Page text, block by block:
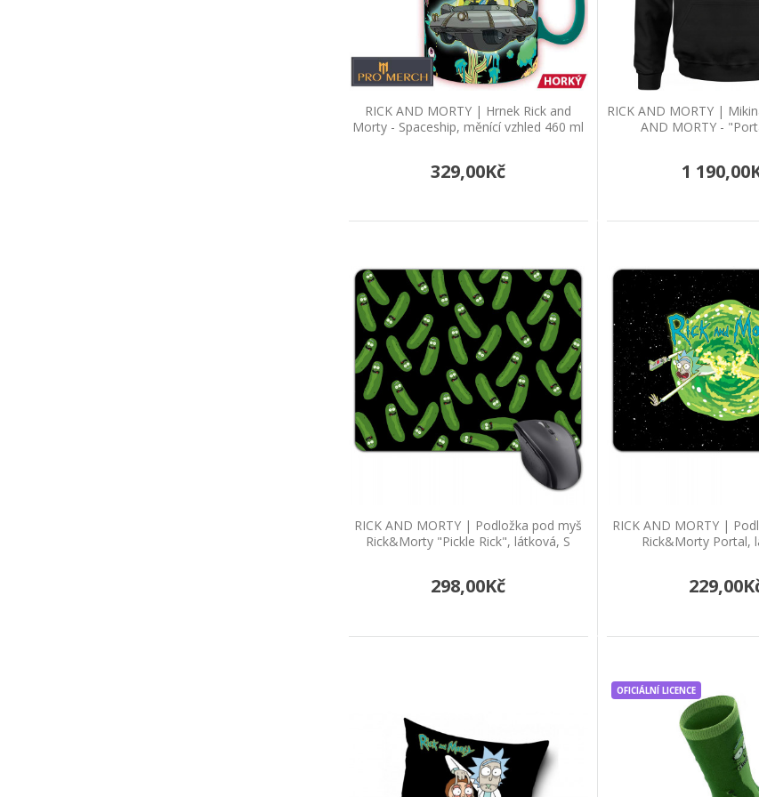
Do košíku
Mikina s kapucí RICK AND MORTY -
RICK AND MORTY | Podložka pod
Skvělá XXL podložka pod myš "RICK
687,00Kč 499,00Kč
Do košíku
RICK AND MORTY | Podložka
Skvělá podložka pod myš Rick&Morty
298,00Kč
Do košíku
RICK AND MORTY | Podložka pod
RICK AND MORTY | Hrnek Rick and
Morty - Spaceship, měnící vzhled 460 ml
329,00Kč
RICK AND MORTY |
AND MORTY -
1
RICK AND MORTY | Podložka pod myš
Rick&Morty "Pickle Rick", látková, S
298,00Kč
RICK AND MORTY |
Rick&Morty Portal,
OFICIÁLNÍ LICENCE